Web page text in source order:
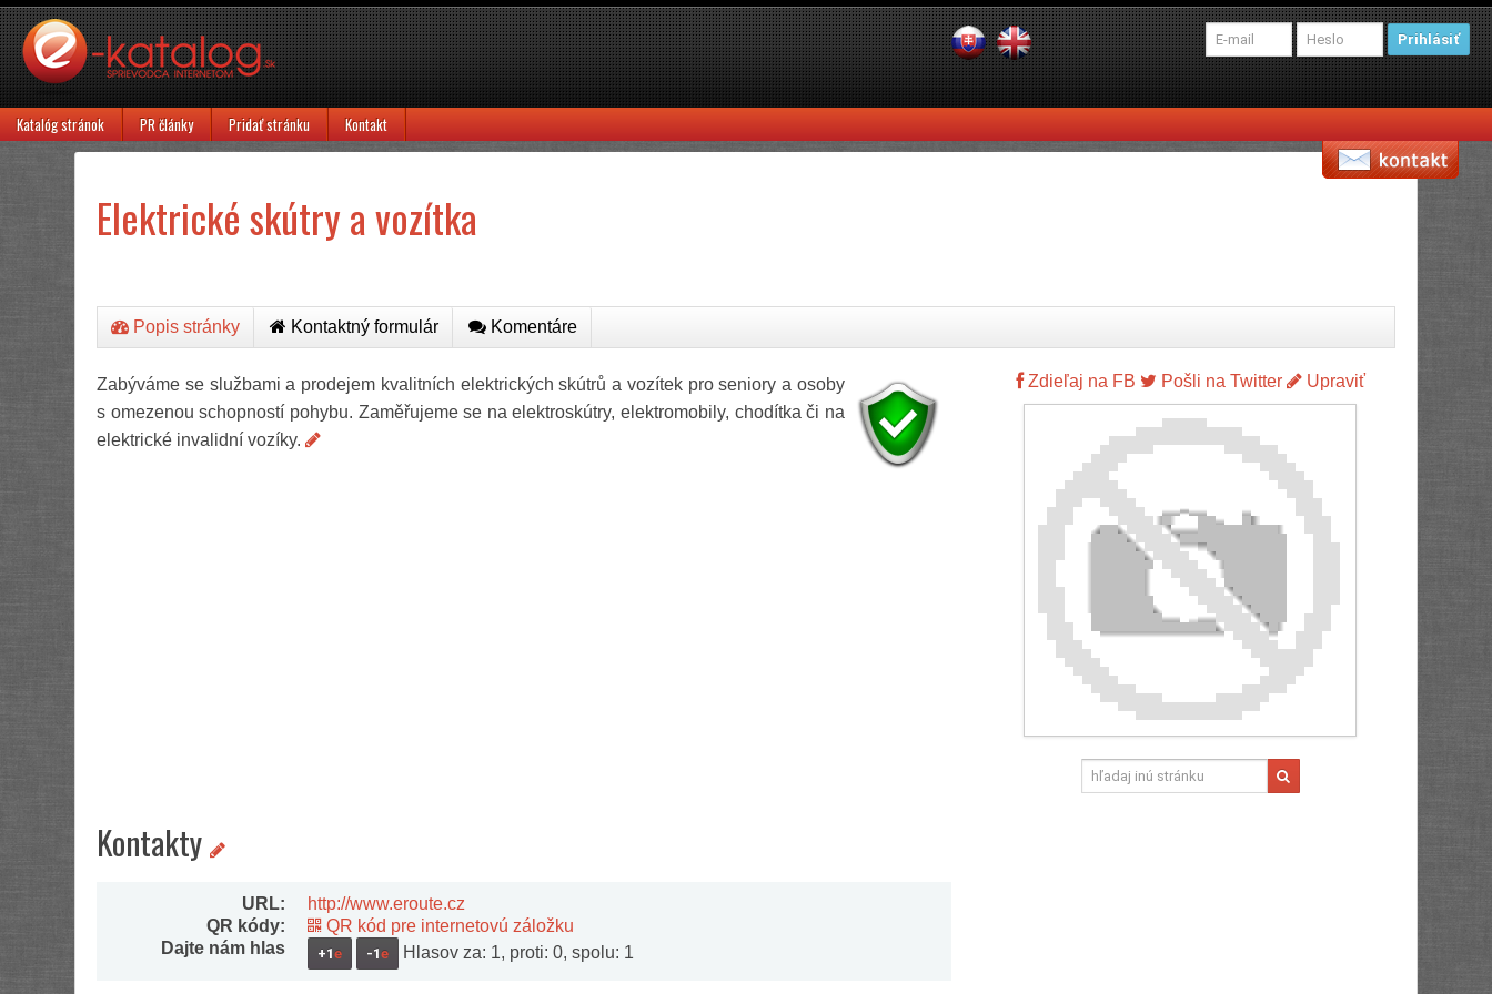
Prihlásiť
Katalóg stránok PR články Pridať stránku Kontakt
Elektrické skútry a vozítka
Popis stránky Kontaktný formulár Komentáre
Zabýváme se službami a prodejem kvalitních elektrických skútrů a vozítek pro seniory a osoby
s omezenou schopností pohybu. Zaměřujeme se na elektroskútry, elektromobily, chodítka či na
elektrické invalidní vozíky.
Kontakty
URL:
http://www.eroute.cz
QR kódy:
QR kód pre internetovú záložku
Dajte nám hlas
+1e -1e Hlasov za: 1, proti: 0, spolu: 1
Zdieľaj na FB Pošli na Twitter Upraviť